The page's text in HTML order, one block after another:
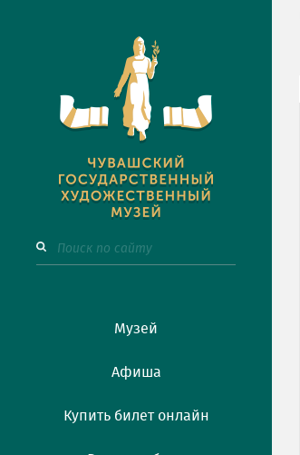
Музей
Афиша
Купить билет онлайн